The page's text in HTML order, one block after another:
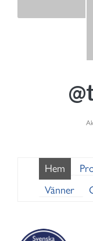
Hem
Vänner